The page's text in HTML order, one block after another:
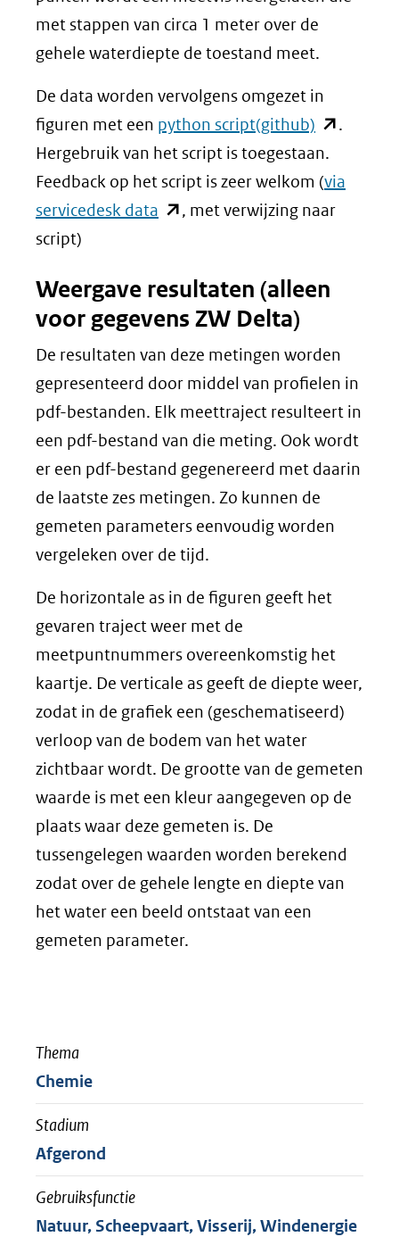
met stappen van circa 1 meter over de
gehele waterdiepte de toestand meet.
De data worden vervolgens omgezet in
figuren met een python script(github) (opent
in
nieuw
venster)
een
website)
.
Hergebruik van het script is toegestaan.
Feedback op het script is zeer welkom (via
servicedesk data (opent
venster)
(verwijst
naar
een
andere
website)
, met verwijzing naar
script)
Weergave resultaten (alleen
voor gegevens ZW Delta)
De resultaten van deze metingen worden
gepresenteerd door middel van profielen in
pdf-bestanden. Elk meettraject resulteert in
een pdf-bestand van die meting. Ook wordt
er een pdf-bestand gegenereerd met daarin
de laatste zes metingen. Zo kunnen de
gemeten parameters eenvoudig worden
vergeleken over de tijd.
De horizontale as in de figuren geeft het
gevaren traject weer met de
meetpuntnummers overeenkomstig het
kaartje. De verticale as geeft de diepte weer,
zodat in de grafiek een (geschematiseerd)
verloop van de bodem van het water
zichtbaar wordt. De grootte van de gemeten
waarde is met een kleur aangegeven op de
plaats waar deze gemeten is. De
tussengelegen waarden worden berekend
zodat over de gehele lengte en diepte van
het water een beeld ontstaat van een
gemeten parameter.
Thema
Chemie
Stadium
Afgerond
Gebruiksfunctie
Natuur, Scheepvaart, Visserij, Windenergie